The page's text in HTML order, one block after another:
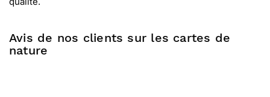
Avis de nos clients sur les cartes de
nature